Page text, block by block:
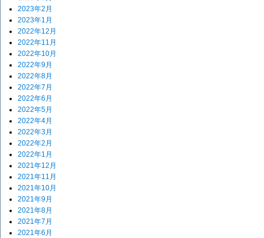
2023年2月
2023年1月
2022年12月
2022年11月
2022年10月
2022年9月
2022年8月
2022年7月
2022年6月
2022年5月
2022年4月
2022年3月
2022年2月
2022年1月
2021年12月
2021年11月
2021年10月
2021年9月
2021年8月
2021年7月
2021年6月